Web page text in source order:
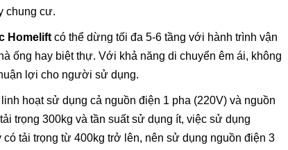
chung cư.
Homelift có thể dừng tối đa 5-6 tầng với hành trình vận
ống hay biệt thự. Với khả năng di chuyển êm ái, không
lợi cho người sử dụng.
hoạt sử dụng cả nguồn điện 1 pha (220V) và nguồn
trọng 300kg và tần suất sử dụng ít, việc sử dụng
tải trọng từ 400kg trở lên, nên sử dụng nguồn điện 3